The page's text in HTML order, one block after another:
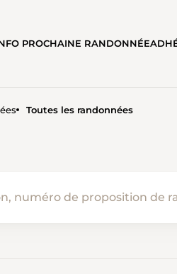
PROCHAINE RANDONNÉE
Toutes les randonnées